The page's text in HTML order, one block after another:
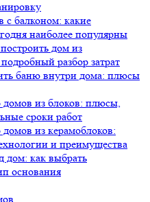
с балконом: какие
наиболее популярны
дом из
разбор затрат
баню внутри дома: плюсы
домов из блоков: плюсы,
сроки работ
домов из керамоблоков:
и преимущества
дом: как выбрать
основания